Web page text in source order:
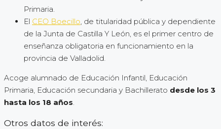
Primaria.
El CEO Boecillo , de titularidad pública y dependiente
de la Junta de Castilla Y León, es el primer centro de
enseñanza obligatoria en funcionamiento en la
provincia de Valladolid.
Acoge alumnado de Educación Infantil, Educación
Primaria, Educación secundaria y Bachillerato desde los 3
hasta los 18 años
Otros datos de interés: